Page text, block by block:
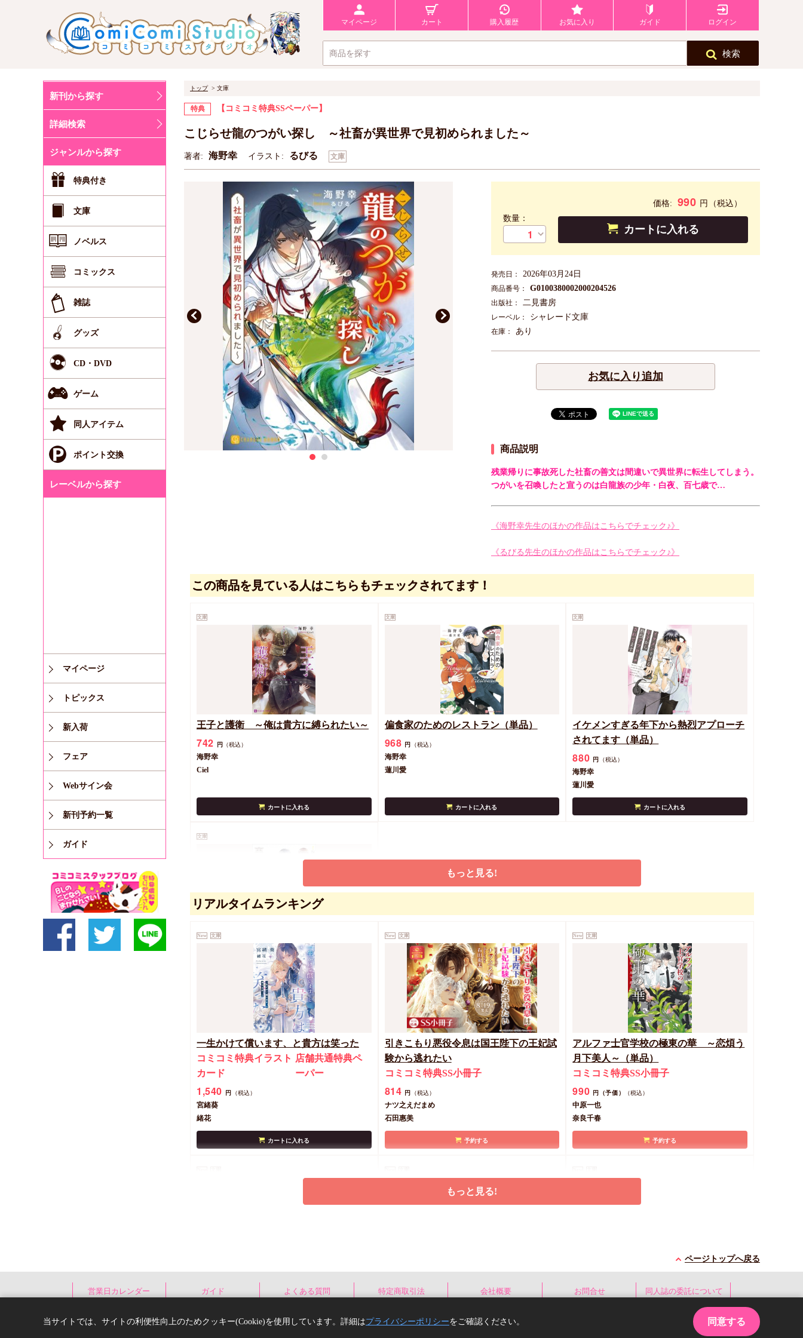
マイページ カート 購入履歴 お気に入り ガイド ログイン
検索
新刊から探す
詳細検索
ジャンルから探す
特典付き
文庫
ノベルス
コミックス
雑誌
グッズ
CD・DVD
ゲーム
同人アイテム
ポイント交換
レーベルから探す
マイページ
トピックス
新入荷
フェア
Webサイン会
新刊予約一覧
ガイド
トップ 文庫
特典 【コミコミ特典SSペーパー】
こじらせ龍のつがい探し ～社畜が異世界で見初められました～
著者: 海野幸 イラスト: るびる 文庫
価格: 990 円
（税込）
数量：
カートに入れる
発売日： 2026年03月24日
商品番号： G0100380002000204526
出版社： 二見書房
レーベル： シャレード文庫
在庫： あり
お気に入り追加
商品説明
残業帰りに事故死した社畜の善文は間違いで異世界に転生してしまう。
つがいを召喚したと宣うのは白龍族の少年・白夜、百七歳で…
《海野幸先生のほかの作品はこちらでチェック♪》
《るびる先生のほかの作品はこちらでチェック♪》
この商品を見ている人はこちらもチェックされてます！
文庫
王子と護衛 ～俺は貴方に縛られたい～
742 円 （税込）
海野幸
Ciel
カートに入れる
文庫
偏食家のためのレストラン（単品）
968 円 （税込）
海野幸
蓮川愛
カートに入れる
文庫
イケメンすぎる年下から熱烈アプローチ
されてます（単品）
880 円 （税込）
海野幸
蓮川愛
カートに入れる
文庫
悪い男には裏がある
カートに入れる
もっと見る!
リアルタイムランキング
New 文庫
一生かけて償います、と貴方は笑った
コミコミ特典イラスト
カード
店舗共通特典ペ
ーパー
1,540 円 （税込）
宮緒葵
緒花
カートに入れる
New 文庫
引きこもり悪役令息は国王陛下の王妃試
験から逃れたい
コミコミ特典SS小冊子
814 円 （税込）
ナツ之えだまめ
石田惠美
予約する
New 文庫
アルファ士官学校の極東の華 ～恋煩う
月下美人～（単品）
コミコミ特典SS小冊子
990 円（予価） （税込）
中原一也
奈良千春
予約する
したい
カード
ーパー
特典・アクリルコースター】
遇な恋の夢を見るか』アク
典イラスト
髪の騎士と結婚したい～
もっと見る!
ページトップへ戻る
営業日カレンダー ガイド よくある質問 特定商取引法 会社概要 お問合せ 同人誌の委託について
Copyright(C) comicomi studio. All right reserved.
当サイトでは、サイトの利便性向上のためクッキー(Cookie)を使用しています。詳細はプライバシーポリシーをご確認ください。 同意する